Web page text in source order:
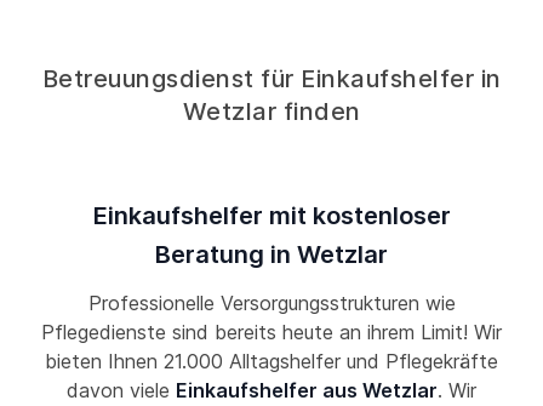
Betreuungsdienst für Einkaufshelfer in
Wetzlar finden
Einkaufshelfer mit kostenloser
Beratung in Wetzlar
Professionelle Versorgungsstrukturen wie
Pflegedienste sind bereits heute an ihrem Limit! Wir
bieten Ihnen 21.000 Alltagshelfer und Pflegekräfte
davon viele Einkaufshelfer aus Wetzlar. Wir